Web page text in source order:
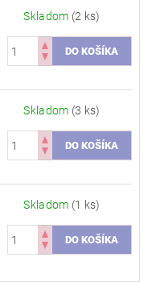
Skladom (2 ks)
Skladom (3 ks)
Skladom (1 ks)